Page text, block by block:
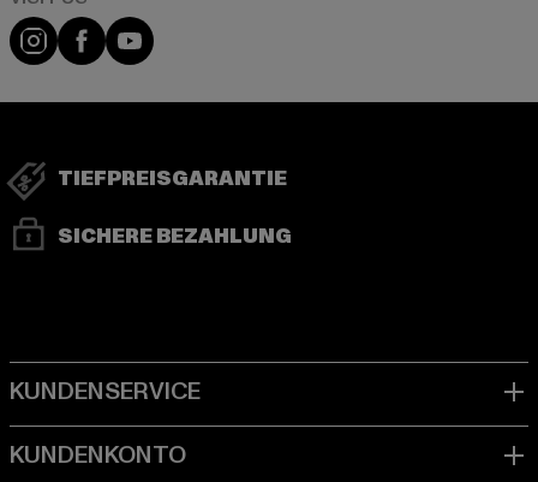
Visit our Instagram page:
Visit our Facebook page:
Visit our YouTube channel:
TIEFPREISGARANTIE
SICHERE BEZAHLUNG